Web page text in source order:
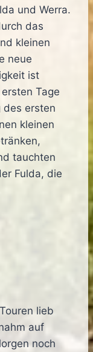
und Werra.
das
kleinen
neue
ist
Tage
des ersten
kleinen
tauchten
Fulda, die
lieb
auf
noch